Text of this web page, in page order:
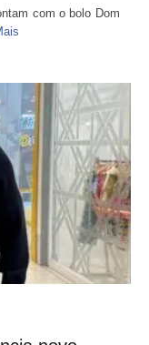
com o bolo Dom